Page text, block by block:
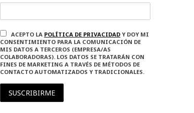
ACEPTO LA POLÍTICA DE PRIVACIDAD Y DOY MI
CONSENTIMIENTO PARA LA COMUNICACIÓN DE
MIS DATOS A TERCEROS (EMPRESA/AS
COLABORADORAS). LOS DATOS SE TRATARÁN CON
FINES DE MARKETING A TRAVÉS DE MÉTODOS DE
CONTACTO AUTOMATIZADOS Y TRADICIONALES.
SUSCRIBIRME